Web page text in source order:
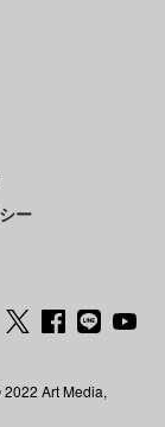
ー
Art Media,